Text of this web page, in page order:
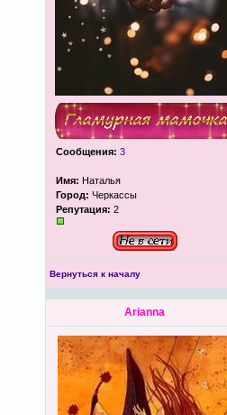
Сообщения: 3
Имя: Наталья
Город: Черкассы
Репутация: 2
Вернуться к началу
Arianna